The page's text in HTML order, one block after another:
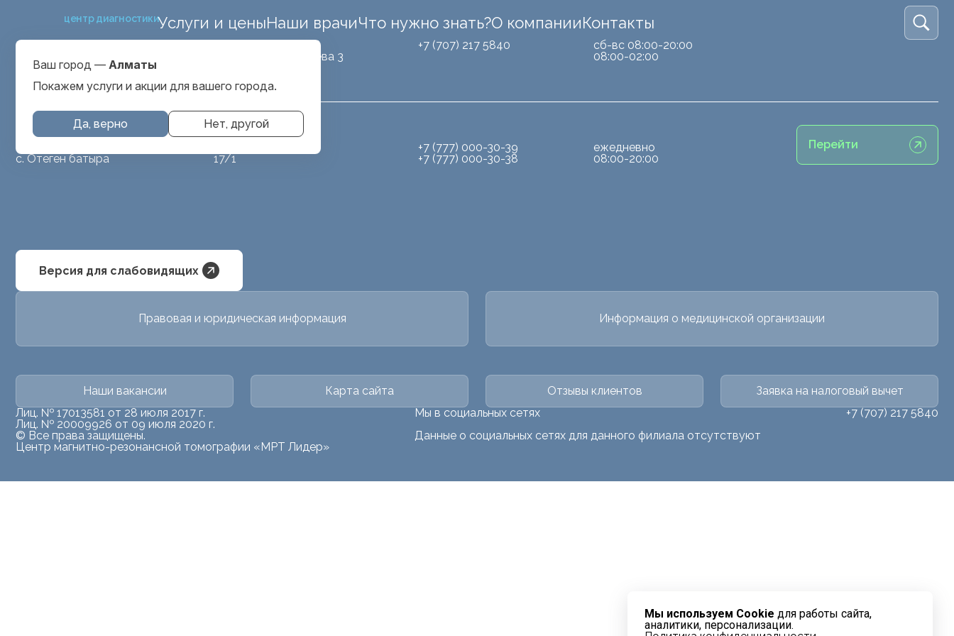
центр диагностикиУслуги и ценыНаши врачиЧто нужно знать?О компанииКонтакты
Выбрать город
Алматы
МРТ животным
с. Отеген батыра
ул. Макатаева 127Б
проспект Серкебаева 3
17/1
+7 (707) 217 5840
+7 (777) 000-30-39
+7 (777) 000-30-38
сб-вс 08:00-20:00
08:00-02:00
ежедневно
08:00-20:00
Перейти
Ваш город — Алматы
Покажем услуги и акции для вашего города.
Да, верно Нет, другой
Мы используем Cookie для работы сайта,
аналитики, персонализации.
Версия для слабовидящих
Правовая и юридическая информация
Наши вакансии Карта сайта
Информация о медицинской организации
Отзывы клиентов
Заявка на налоговый вычет
Лиц. № 17013581 от 28 июля 2017 г.
Лиц. № 20009926 от 09 июля 2020 г.
© Все права защищены.
Центр магнитно-резонансной томографии «МРТ Лидер»
Мы в социальных сетях
Данные о социальных сетях для данного филиала отсутствуют
+7 (707) 217 5840